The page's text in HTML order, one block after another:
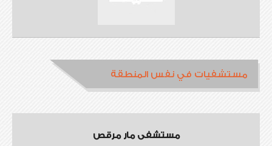
مستشفيات في نفس المنطقة
مستشفى مار مرقص